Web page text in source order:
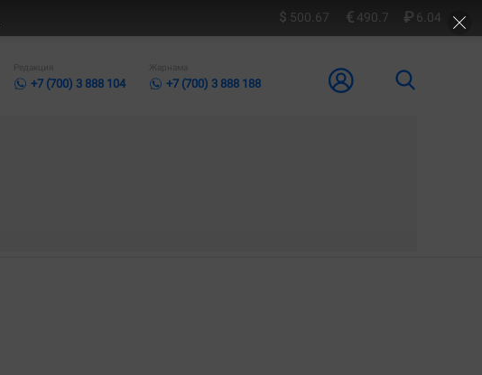
500.67 490.7 6.04
Редакция
+7 (700) 3 888 104
Жарнама
+7 (700) 3 888 188